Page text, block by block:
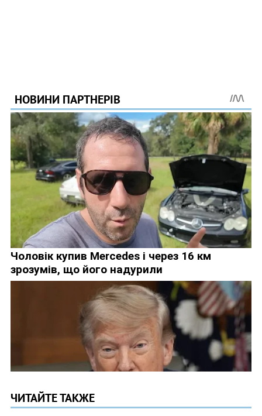
ЧИТАЙТЕ ТАКЖЕ